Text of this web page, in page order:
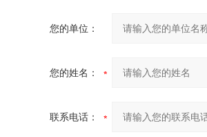
您的单位：
您的姓名：
联系电话：